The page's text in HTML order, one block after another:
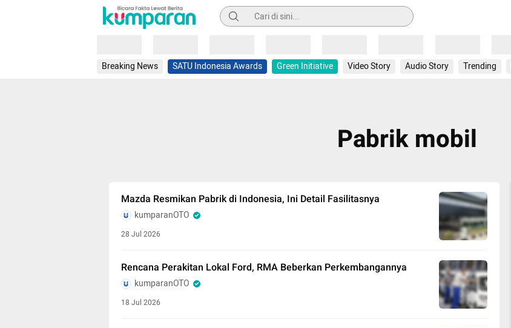
Pencarian
Breaking News SATU Indonesia Awards Green Initiative Video Story Audio Story Trending
Pabrik mobil
Mazda Resmikan Pabrik di Indonesia, Ini Detail Fasilitasnya
kumparanOTO
28 Jul 2026
Rencana Perakitan Lokal Ford, RMA Beberkan Perkembangannya
kumparanOTO
18 Jul 2026